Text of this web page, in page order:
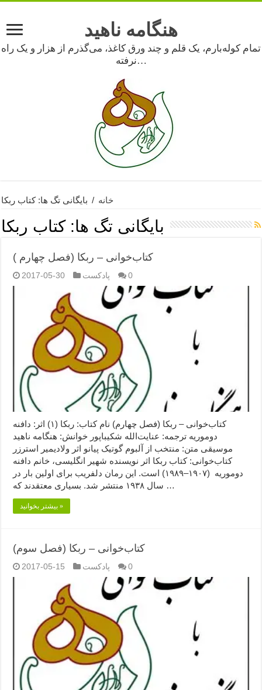
هنگامه ناهید
تمام کوله‌بارم، یک قلم و چند ورق کاغذ، می‌گذرم از هزار و یک راه
نرفته…
خانه / بایگانی تگ ها: کتاب ربکا
بایگانی تگ ها:کتاب ربکا
کتاب‌خوانی – ربکا (فصل چهارم )
2017-05-30 پادکست 0
کتاب‌خوانی – ربکا (فصل چهارم) نام کتاب: ربکا (۱) اثر: دافنه
دوموریه ترجمه: عنایت‌الله شکیباپور خوانش: هنگامه ناهید
موسیقی متن: منتخب از آلبوم گوتیک پیانو اثر ولادیمیر استرزر
کتاب‌خوانی: کتاب ربکا اثر نویسنده شهیر انگلیسی، خانم دافنه
دوموریه (۱۹۰۷–۱۹۸۹) است. این رمان دلفریب برای اولین بار در
سال ۱۹۳۸ منتشر شد. بسیاری معتقدند که …
بیشتر بخوانید »
کتاب‌خوانی – ربکا (فصل سوم)
2017-05-15 پادکست 0